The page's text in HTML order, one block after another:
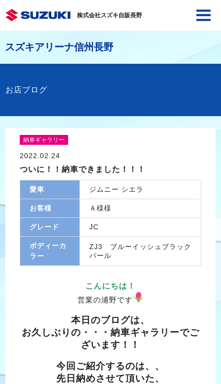
株式会社スズキ自販長野
スズキアリーナ信州長野
お店ブログ
納車ギャラリー
2022.02.24
ついに！！納車できました！！！
愛車 ジムニー シエラ
お客様 Ａ様様
グレード JC
ボディーカ
ラー
ZJ3 ブルーイッシュブラック
パール
こんにちは！
営業の浦野です
本日のブログは、
お久しぶりの・・・納車ギャラリーでご
ざいます！！
今回ご紹介するのは、、
先日 納めさせて頂いた、